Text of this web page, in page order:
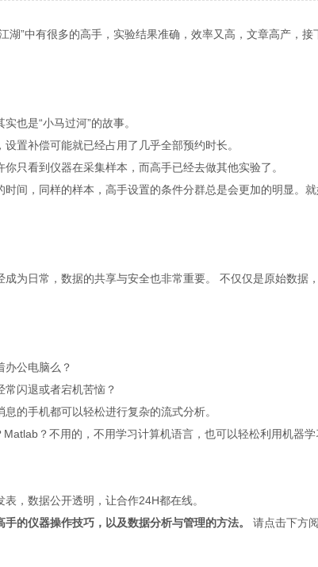
湖”中有很多的高手，实验结果准确，效率又高，文章高产，接
也是“小马过河”的故事。
置补偿可能就已经占用了几乎全部预约时长。
你只看到仪器在采集样本，而高手已经去做其他实验了。
时间，同样的样本，高手设置的条件分群总是会更加的明显。就
成为日常，数据的共享与安全也非常重要。 不仅仅是原始数据
办公电脑么？
常闪退或者宕机苦恼？
的手机都可以轻松进行复杂的流式分析。
？不用的，不用学习计算机语言，也可以轻松利用机器学
，数据公开透明，让合作24H都在线。
的仪器操作技巧，以及数据分析与管理的方法。
请点击下方